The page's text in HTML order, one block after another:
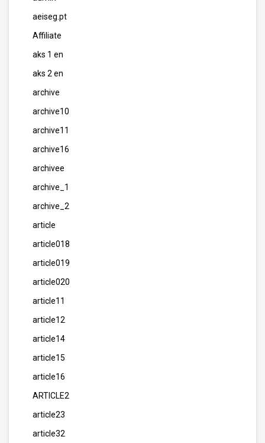
aeiseg.pt
Affiliate
aks 1 en
aks 2 en
archive
archive10
archive11
archive16
archivee
archive_1
archive_2
article
article018
article019
article020
article11
article12
article14
article15
article16
ARTICLE2
article23
article32